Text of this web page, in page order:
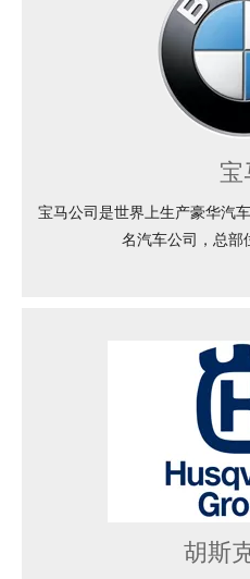
宝
宝马公司是世界上生产豪华汽
名汽车公司，总部
胡斯